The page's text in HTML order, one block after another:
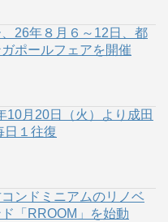
26年８月６～12日、都
ポールフェアを開催
10月20日（火）より成田
日１往復
ンドミニアムのリノベ
「RROOM」を始動